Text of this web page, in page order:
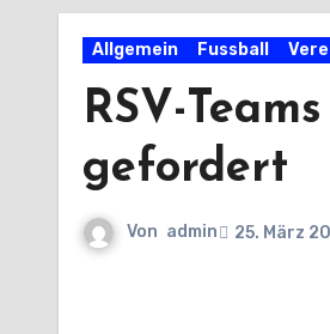
Allgemein Fussball
RSV-
gefordert
Von admin 25. März